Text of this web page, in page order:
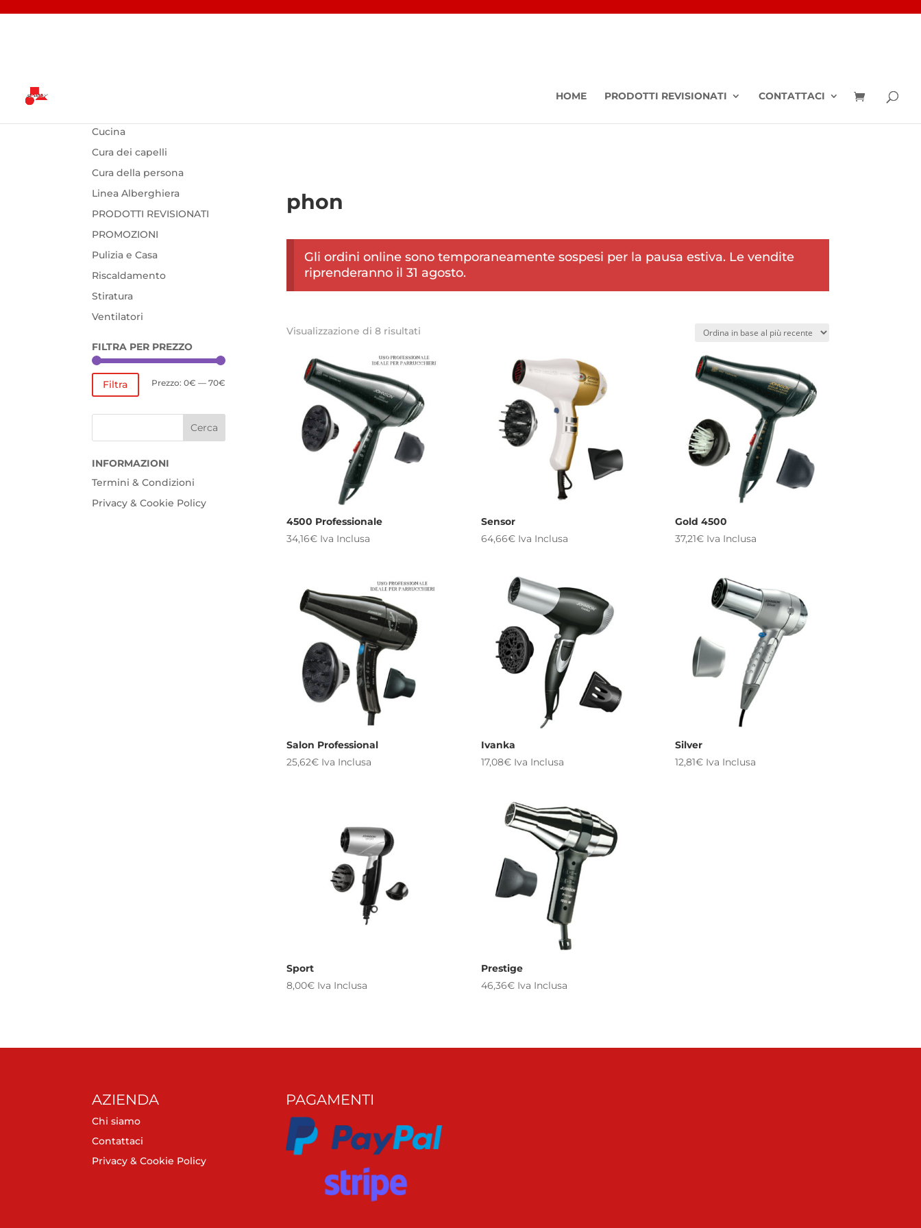
HOME PRODOTTI REVISIONATI
CONTATTACI
phon
Gli ordini online sono temporaneamente sospesi per la pausa estiva. Le vendite
riprenderanno il 31 agosto.
Visualizzazione di 8 risultatiOrdina
base
più
recente
4500 Professionale
34,16€ Iva Inclusa
Sensor
64,66€ Iva Inclusa
Gold 4500
37,21€ Iva Inclusa
Salon Professional
25,62€ Iva Inclusa
Ivanka
17,08€ Iva Inclusa
Silver
12,81€ Iva Inclusa
Sport
8,00€ Iva Inclusa
Prestige
46,36€ Iva Inclusa
Cucina
Cura dei capelli
Cura della persona
Linea Alberghiera
PRODOTTI REVISIONATI
PROMOZIONI
Pulizia e Casa
Riscaldamento
Stiratura
Ventilatori
FILTRA PER PREZZO
Prezzo
Prezzo
Filtra Prezzo: 0€ — 70€
INFORMAZIONI
Termini & Condizioni
Privacy & Cookie Policy
AZIENDA
Chi siamo
Contattaci
Privacy & Cookie Policy
PAGAMENTI